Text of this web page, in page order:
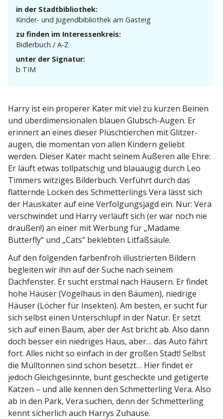
in der Stadtbibliothek:
Kinder- und Jugend­bi­bliothek am Gasteig
zu finden im Interessenkreis:
Bidlerbuch / A‑Z
unter der Signatur:
b TIM
Harry ist ein properer Kater mit viel zu kurzen Beinen
und überdi­men­sio­nalen blauen Glubsch-Augen. Er
erinnert an eines dieser Plüsch­tierchen mit Glitzer­
augen, die momentan von allen Kindern geliebt
werden. Dieser Kater macht seinem Äußeren alle Ehre:
Er läuft etwas tollpat­schig und blauäugig durch Leo
Timmers witziges Bilderbuch. Verführt durch das
flatternde Locken des Schmet­ter­lings Vera lässt sich
der Hauskater auf eine Verfol­gungsjagd ein. Nur: Vera
verschwindet und Harry verläuft sich (er war noch nie
draußen!) an einer mit Werbung für „Madame
Butterfly“ und „Cats“ beklebten Litfaßsäule.
Auf den folgenden farbenfroh illus­trierten Bildern
begleiten wir ihn auf der Suche nach seinem
Dachfenster. Er sucht erstmal nach Häusern. Er findet
hohe Häuser (Vogelhaus in den Bäumen), niedrige
Häuser (Löcher für Insekten). Am besten, er sucht für
sich selbst einen Unter­schlupf in der Natur. Er setzt
sich auf einen Baum, aber der Ast bricht ab. Also dann
doch besser ein niedriges Haus, aber… das Auto fährt
fort. Alles nicht so einfach in der großen Stadt! Selbst
die Mülltonnen sind schon besetzt… Hier findet er
jedoch Gleich­ge­sinnte, bunt gescheckte und getigerte
Katzen – und alle kennen den Schmet­terling Vera. Also
ab in den Park, Vera suchen, denn der Schmet­terling
kennt sicherlich auch Harrys Zuhause.